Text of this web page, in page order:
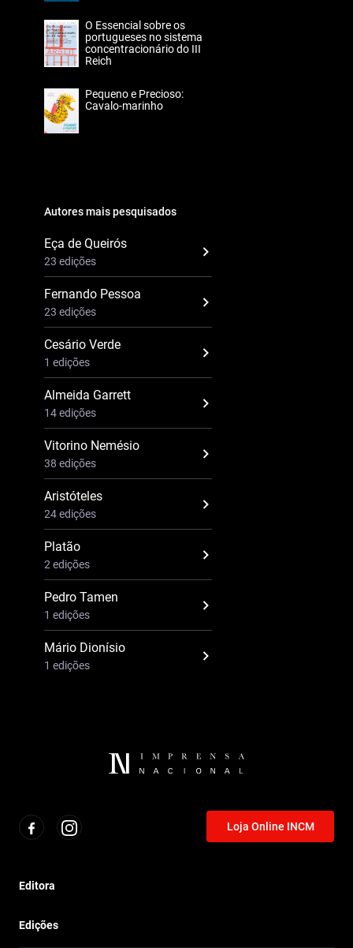
O Essencial sobre os
portugueses no sistema
concentracionário do III
Reich
Pequeno e Precioso:
Cavalo-marinho
Autores mais pesquisados
Eça de Queirós
23 edições
Fernando Pessoa
23 edições
Cesário Verde
1 edições
Almeida Garrett
14 edições
Vitorino Nemésio
38 edições
Aristóteles
24 edições
Platão
2 edições
Pedro Tamen
1 edições
Mário Dionísio
1 edições
Loja Online INCM
Editora
Edições